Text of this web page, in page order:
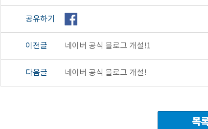
공유하기
이전글 네이버 공식 블로그 개설!1
다음글 네이버 공식 블로그 개설!
목